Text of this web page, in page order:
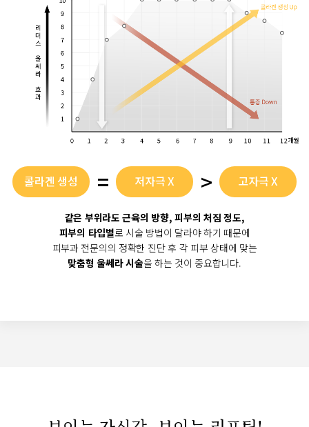
콜라겐 생성
=
저자극 X
Multi-pass
>
고자극 X
Single-pass
같은 부위라도 근육의 방향, 피부의 처짐 정도,
피부의 타입별로 시술 방법이 달라야 하기 때문에
피부과 전문의의 정확한 진단 후 각 피부 상태에 맞는
맞춤형 울쎄라 시술을 하는 것이 중요합니다.